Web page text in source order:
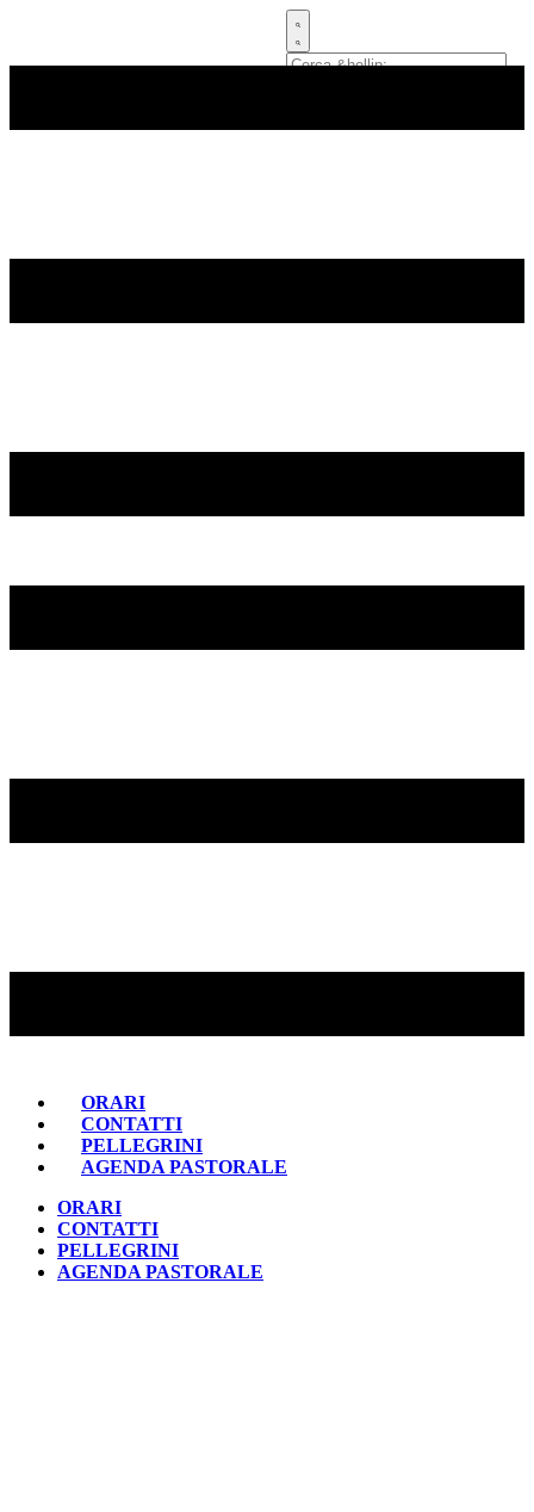
ORARI
CONTATTI
PELLEGRINI
AGENDA PASTORALE
ORARI
CONTATTI
PELLEGRINI
AGENDA PASTORALE